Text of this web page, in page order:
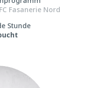
FC Fasanerie Nord
Stunde